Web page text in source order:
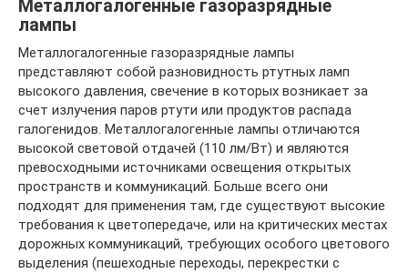
Металлогалогенные газоразрядные
лампы
Металлогалогенные газоразрядные лампы
представляют собой разновидность ртутных ламп
высокого давления, свечение в которых возникает за
счет излучения паров ртути или продуктов распада
галогенидов. Металлогалогенные лампы отличаются
высокой световой отдачей (110 лм/Вт) и являются
превосходными источниками освещения открытых
пространств и коммуникаций. Больше всего они
подходят для применения там, где существуют высокие
требования к цветопередаче, или на критических местах
дорожных коммуникаций, требующих особого цветового
выделения (пешеходные переходы, перекрестки с